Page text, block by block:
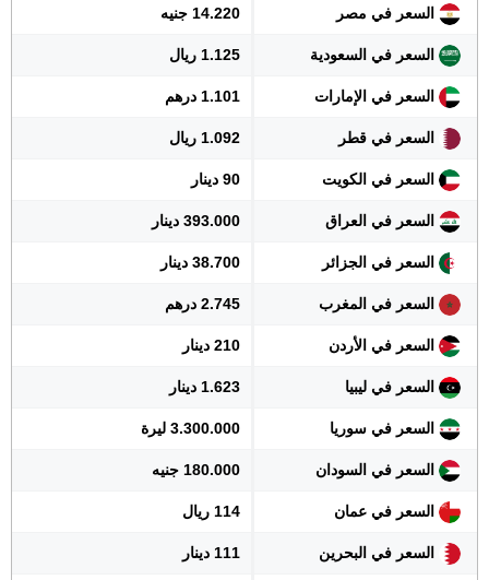
السعر في مصر 14.220 جنيه
السعر في السعودية 1.125 ريال
السعر في الإمارات 1.101 درهم
السعر في قطر 1.092 ريال
السعر في الكويت 90 دينار
السعر في العراق 393.000 دينار
السعر في الجزائر 38.700 دينار
السعر في المغرب 2.745 درهم
السعر في الأردن 210 دينار
السعر في ليبيا 1.623 دينار
السعر في سوريا 3.300.000 ليرة
السعر في السودان 180.000 جنيه
السعر في عمان 114 ريال
السعر في البحرين 111 دينار